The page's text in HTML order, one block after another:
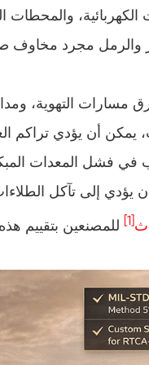
غرفة هروب حرارية
الرطوبة الحرارية
ماكينة اهتزاز للحرارة
غرفة تجميد صناعية
اختبار العمر الرف
والرطوبة والظروف
البيئية
الحرارة البيئية
والمحطات
والرمل مجرد
مسارات التهوية،
يمكن أن يؤدي تراكم
في فشل المعدات
[1] للمصنعين بتقييم